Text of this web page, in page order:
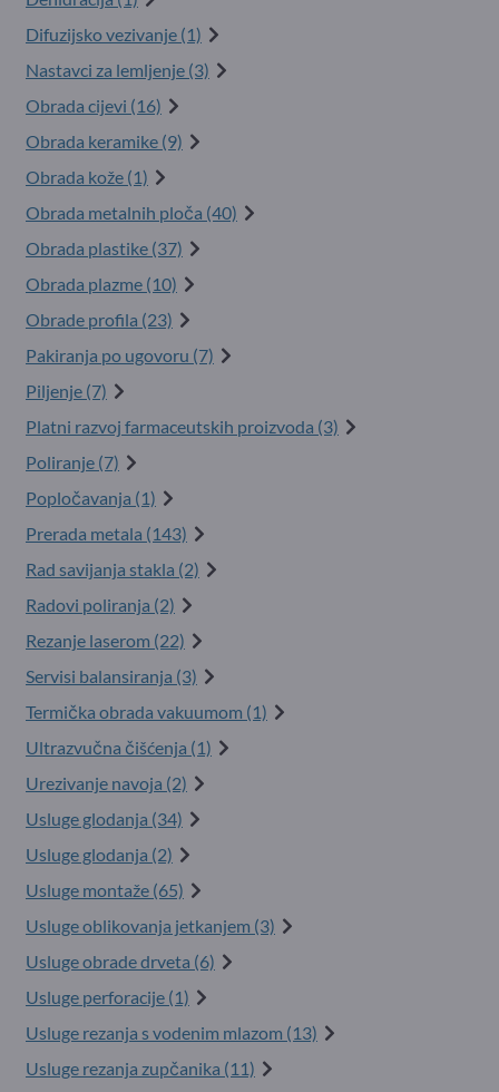
Difuzijsko vezivanje (1)
Nastavci za lemljenje (3)
Obrada cijevi (16)
Obrada keramike (9)
Obrada kože (1)
Obrada metalnih ploča (40)
Obrada plastike (37)
Obrada plazme (10)
Obrade profila (23)
Pakiranja po ugovoru (7)
Piljenje (7)
Platni razvoj farmaceutskih proizvoda (3)
Poliranje (7)
Popločavanja (1)
Prerada metala (143)
Rad savijanja stakla (2)
Radovi poliranja (2)
Rezanje laserom (22)
Servisi balansiranja (3)
Termička obrada vakuumom (1)
Ultrazvučna čišćenja (1)
Urezivanje navoja (2)
Usluge glodanja (34)
Usluge glodanja (2)
Usluge montaže (65)
Usluge oblikovanja jetkanjem (3)
Usluge obrade drveta (6)
Usluge perforacije (1)
Usluge rezanja s vodenim mlazom (13)
Usluge rezanja zupčanika (11)